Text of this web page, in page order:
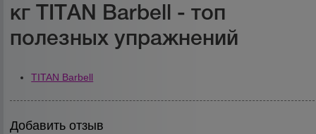
кг TITAN Barbell - топ
полезных упражнений
TITAN Barbell
Добавить отзыв